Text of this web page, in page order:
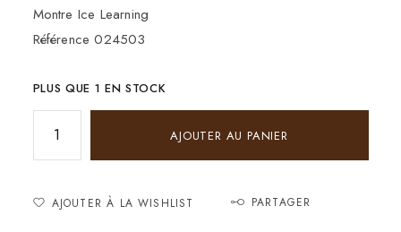
Montre Ice Learning
Référence 024503
PLUS QUE 1 EN STOCK
AJOUTER AU PANIER
AJOUTER À LA WISHLIST PARTAGER